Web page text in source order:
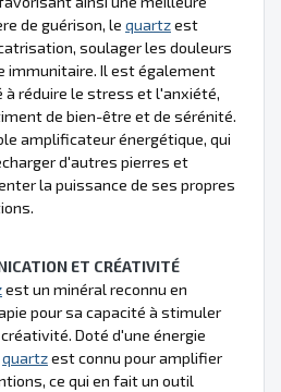
de guérison, le quartzest
soulager les douleurs
immunitaire. Il est également
à réduire le stress et l'anxiété,
de bien-être et de sérénité.
amplificateur énergétique, qui
d'autres pierres et
la puissance de ses propres
ET CRÉATIVITÉ
est un minéral reconnu en
pour sa capacité à stimuler
Doté d'une énergie
quartzest connu pour amplifier
ce qui en fait un outil